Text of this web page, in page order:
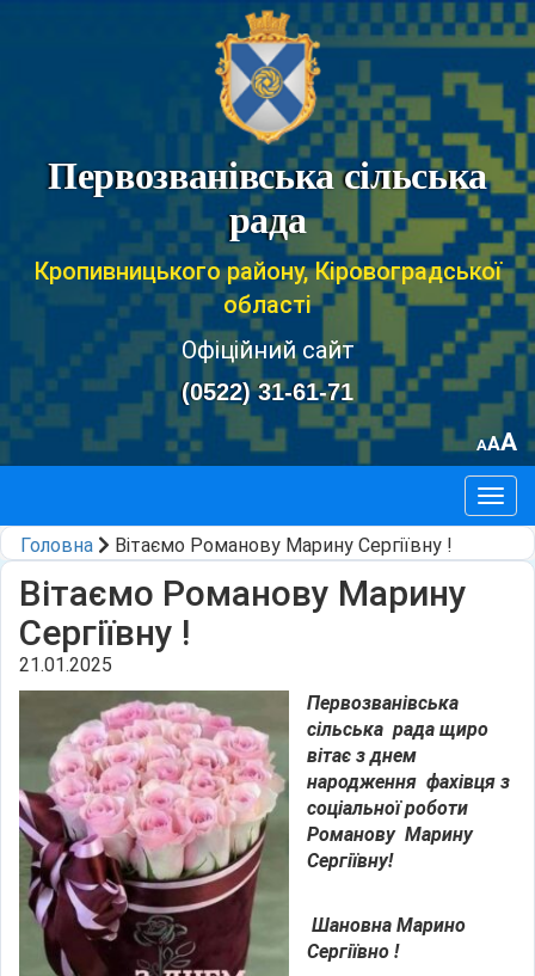
Первозванівська сільська
рада
Кропивницького району, Кіровоградської
області
Офіційний сайт
(0522) 31-61-71
AAA
Головна
Вітаємо Романову Марину Сергіївну !
Вітаємо Романову Марину
Сергіївну !
21.01.2025
Первозванівська
сільська рада щиро
вітає з днем
народження фахівця з
соціальної роботи
Романову Марину
Сергіївну!
Шановна Марино
Сергіївно !